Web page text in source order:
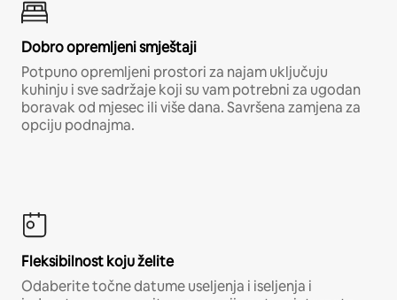
Dobro opremljeni smještaji
Potpuno opremljeni prostori za najam uključuju
kuhinju i sve sadržaje koji su vam potrebni za ugodan
boravak od mjesec ili više dana. Savršena zamjena za
opciju podnajma.
Fleksibilnost koju želite
Odaberite točne datume useljenja i iseljenja i